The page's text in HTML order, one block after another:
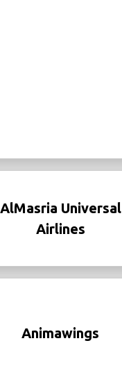
AlMasria Universal
Airlines
Animawings